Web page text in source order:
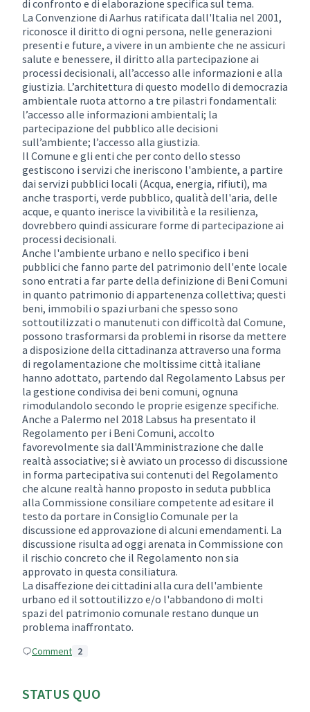
di confronto e di elaborazione specifica sul tema.
La Convenzione di Aarhus ratificata dall'Italia nel 2001,
riconosce il diritto di ogni persona, nelle generazioni
presenti e future, a vivere in un ambiente che ne assicuri
salute e benessere, il diritto alla partecipazione ai
processi decisionali, all’accesso alle informazioni e alla
giustizia. L’architettura di questo modello di democrazia
ambientale ruota attorno a tre pilastri fondamentali:
l’accesso alle informazioni ambientali; la
partecipazione del pubblico alle decisioni
sull’ambiente; l’accesso alla giustizia.
Il Comune e gli enti che per conto dello stesso
gestiscono i servizi che ineriscono l'ambiente, a partire
dai servizi pubblici locali (Acqua, energia, rifiuti), ma
anche trasporti, verde pubblico, qualità dell'aria, delle
acque, e quanto inerisce la vivibilità e la resilienza,
dovrebbero quindi assicurare forme di partecipazione ai
processi decisionali.
Anche l'ambiente urbano e nello specifico i beni
pubblici che fanno parte del patrimonio dell'ente locale
sono entrati a far parte della definizione di Beni Comuni
in quanto patrimonio di appartenenza collettiva; questi
beni, immobili o spazi urbani che spesso sono
sottoutilizzati o manutenuti con difficoltà dal Comune,
possono trasformarsi da problemi in risorse da mettere
a disposizione della cittadinanza attraverso una forma
di regolamentazione che moltissime città italiane
hanno adottato, partendo dal Regolamento Labsus per
la gestione condivisa dei beni comuni, ognuna
rimodulandolo secondo le proprie esigenze specifiche.
Anche a Palermo nel 2018 Labsus ha presentato il
Regolamento per i Beni Comuni, accolto
favorevolmente sia dall'Amministrazione che dalle
realtà associative; si è avviato un processo di discussione
in forma partecipativa sui contenuti del Regolamento
che alcune realtà hanno proposto in seduta pubblica
alla Commissione consiliare competente ad esitare il
testo da portare in Consiglio Comunale per la
discussione ed approvazione di alcuni emendamenti. La
discussione risulta ad oggi arenata in Commissione con
il rischio concreto che il Regolamento non sia
approvato in questa consiliatura.
La disaffezione dei cittadini alla cura dell'ambiente
urbano ed il sottoutilizzo e/o l'abbandono di molti
spazi del patrimonio comunale restano dunque un
problema inaffrontato.
Comment 2
STATUS QUO